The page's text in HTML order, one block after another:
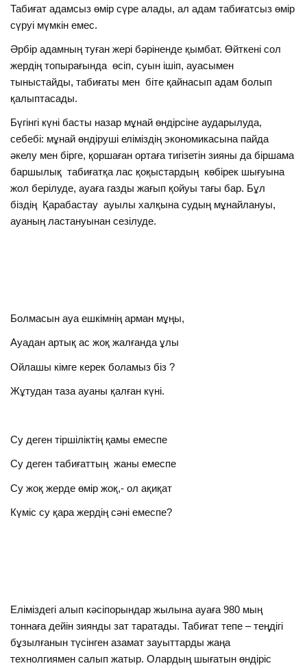
Табиғат адамсыз өмір сүре алады, ал адам табиғатсыз өмір
сүруі мүмкін емес.
Әрбір адамның туған жері бәріненде қымбат. Өйткені сол
жердің топырағында өсіп, суын ішіп, ауасымен
тыныстайды, табиғаты мен біте қайнасып адам болып
қалыптасады.
Бүгінгі күні басты назар мұнай өндірсіне аударылуда,
себебі: мұнай өндіруші еліміздің экономикасына пайда
әкелу мен бірге, қоршаған ортаға тигізетін зияны да біршама
баршылық табиғатқа лас қоқыстардың көбірек шығуына
жол берілуде, ауаға газды жағып қойуы тағы бар. Бұл
біздің Қарабастау ауылы халқына судың мұнайлануы,
ауаның ластануынан сезілуде.
Болмасын ауа ешкімнің арман мұңы,
Ауадан артық ас жоқ жалғанда ұлы
Ойлашы кімге керек боламыз біз ?
Жұтудан таза ауаны қалған күні.
Су деген тіршіліктің қамы емеспе
Су деген табиғаттың жаны емеспе
Су жоқ жерде өмір жоқ,- ол ақиқат
Күміс су қара жердің сәні емеспе?
Еліміздегі алып кәсіпорындар жылына ауаға 980 мың
тоннаға дейін зиянды зат таратады. Табиғат тепе – теңдігі
бұзылғанын түсінген азамат зауыттарды жаңа
технолгиямен салып жатыр. Олардың шығатын өндіріс